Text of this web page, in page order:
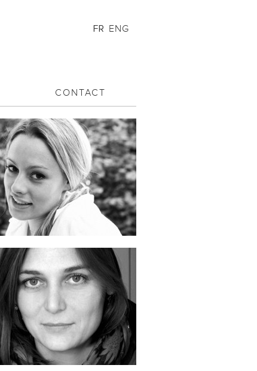
FR ENG
CONTACT